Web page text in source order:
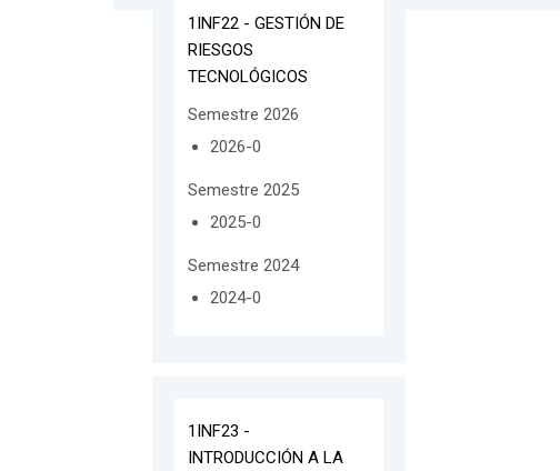
1INF22 - GESTIÓN DE
RIESGOS
TECNOLÓGICOS
Semestre 2026
2026-0
Semestre 2025
2025-0
Semestre 2024
2024-0
1INF23 -
INTRODUCCIÓN A LA